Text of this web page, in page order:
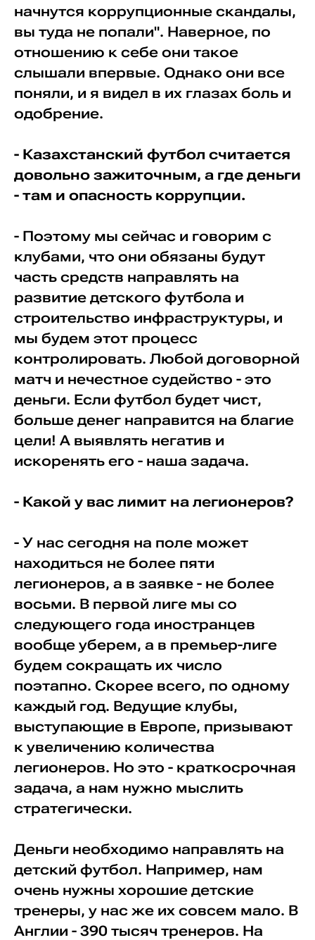
начнутся коррупционные скандалы,
вы туда не попали". Наверное, по
отношению к себе они такое
слышали впервые. Однако они все
поняли, и я видел в их глазах боль и
одобрение.
- Казахстанский футбол считается
довольно зажиточным, а где деньги
- там и опасность коррупции.
- Поэтому мы сейчас и говорим с
клубами, что они обязаны будут
часть средств направлять на
развитие детского футбола и
строительство инфраструктуры, и
мы будем этот процесс
контролировать. Любой договорной
матч и нечестное судейство - это
деньги. Если футбол будет чист,
больше денег направится на благие
цели! А выявлять негатив и
искоренять его - наша задача.
- Какой у вас лимит на легионеров?
- У нас сегодня на поле может
находиться не более пяти
легионеров, а в заявке - не более
восьми. В первой лиге мы со
следующего года иностранцев
вообще уберем, а в премьер-лиге
будем сокращать их число
поэтапно. Скорее всего, по одному
каждый год. Ведущие клубы,
выступающие в Европе, призывают
к увеличению количества
легионеров. Но это - краткосрочная
задача, а нам нужно мыслить
стратегически.
Деньги необходимо направлять на
детский футбол. Например, нам
очень нужны хорошие детские
тренеры, у нас же их совсем мало. В
Англии - 390 тысяч тренеров. На